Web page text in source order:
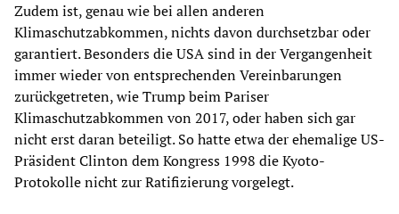
Zudem ist, genau wie bei allen anderen
Klimaschutzabkommen, nichts davon durchsetzbar oder
garantiert. Besonders die USA sind in der Vergangenheit
immer wieder von entsprechenden Vereinbarungen
zurückgetreten, wie Trump beim Pariser
Klimaschutzabkommen von 2017, oder haben sich gar
nicht erst daran beteiligt. So hatte etwa der ehemalige US-
Präsident Clinton dem Kongress 1998 die Kyoto-
Protokolle nicht zur Ratifizierung vorgelegt.